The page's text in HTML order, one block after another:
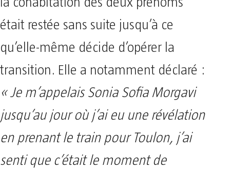
était restée sans suite jusqu’à ce
qu’elle-même décide d’opérer la
transition. Elle a notamment déclaré :
« Je m’appelais Sonia Sofia Morgavi
jusqu’au jour où j’ai eu une révélation
en prenant le train pour Toulon, j’ai
senti que c’était le moment de